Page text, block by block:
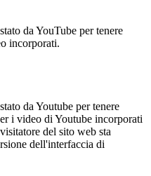
da YouTube per tenere
incorporati.
da Youtube per tenere
i video di Youtube incorporati
del sito web sta
dell'interfaccia di